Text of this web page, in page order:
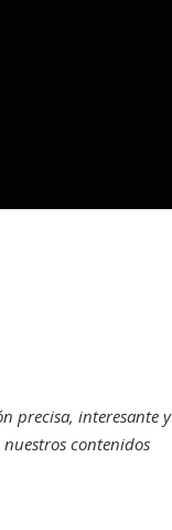
precisa, interesante y
contenidos